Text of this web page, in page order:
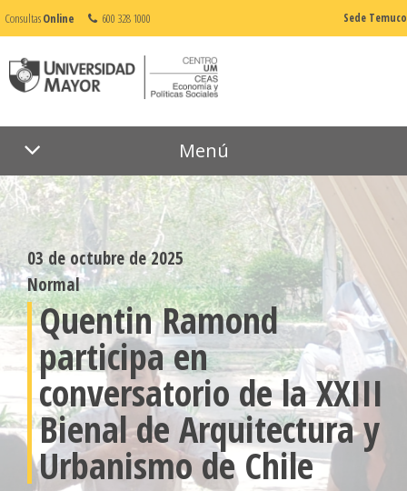
ConsultasOnline 600 328 1000 Sede Temuco
Menú
03 de octubre de 2025
Normal
Quentin Ramond
participa en
conversatorio de la XXIII
Bienal de Arquitectura y
Urbanismo de Chile